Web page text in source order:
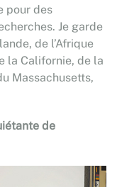
pour des
Je garde
de l’Afrique
la Californie, de la
Massachusetts,
de